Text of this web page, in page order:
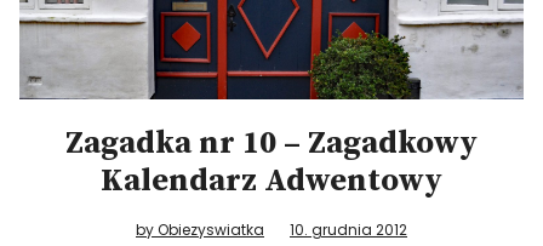
Kątem oka
O-fiszki
Niezwyczajne ściany
Dom na kółkach
Zagadka nr 10 – Zagadkowy
Kalendarz Adwentowy
by Obiezyswiatka 10. grudnia 2012